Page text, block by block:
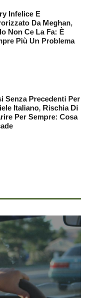
Infelice E
Da Meghan,
Non Ce La Fa: È
Più Un Problema
Senza Precedenti Per
Italiano, Rischia Di
Per Sempre: Cosa